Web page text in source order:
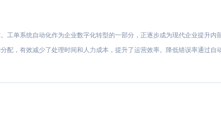
单系统自动化作为企业数字化转型的一部分，正逐步成为现代企业提升内
，有效减少了处理时间和人力成本，提升了运营效率。降低错误率通过自